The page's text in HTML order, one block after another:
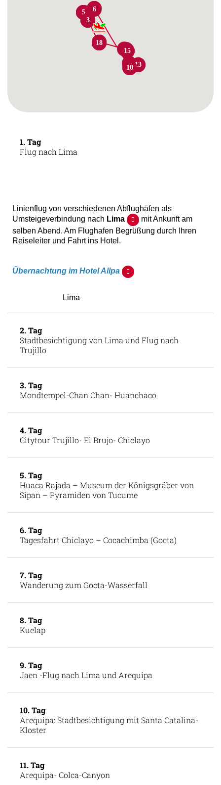
1
1
2
2
3
4
4
5 6
6
7
8
9
9
10
11 12
12
13
14
15
15
16
16
1717
18
18
19
1. Tag
Flug nach Lima
Linienflug von verschiedenen Abflughäfen als
Umsteigeverbindung nach Lima
mit Ankunft am
selben Abend. Am Flughafen Begrüßung durch Ihren
Reiseleiter und Fahrt ins Hotel.
Übernachtung im Hotel Allpa
Lima
2. Tag
Stadtbesichtigung von Lima und Flug nach
Trujillo
3. Tag
Mondtempel-Chan Chan- Huanchaco
4. Tag
Citytour Trujillo- El Brujo- Chiclayo
5. Tag
Huaca Rajada – Museum der Königsgräber von
Sipan – Pyramiden von Tucume
6. Tag
Tagesfahrt Chiclayo – Cocachimba (Gocta)
7. Tag
Wanderung zum Gocta-Wasserfall
8. Tag
Kuelap
9. Tag
Jaen -Flug nach Lima und Arequipa
10. Tag
Arequipa: Stadtbesichtigung mit Santa Catalina-
Kloster
11. Tag
Arequipa- Colca-Canyon